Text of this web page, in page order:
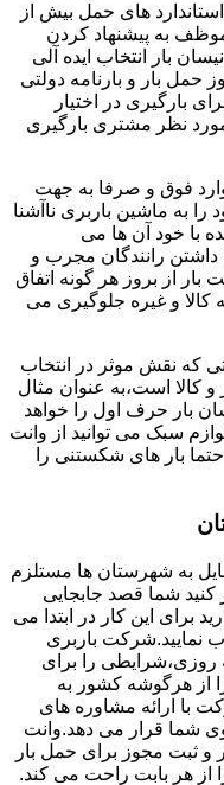
های حمل بیش از
به پیشنهاد کردن
بار انتخاب ایده آلی
بار و بارنامه دولتی
بارگیری در اختیار
نظر مشتری بارگیری
فوق و صرفا به جهت
به ماشین باربری ناآشنا
با خود آن ها می
رانندگان مجرب و
بار از بروز هر گونه اتفاق
و غیره جلوگیری می
که نقش موثر در انتخاب
و کالا است،به عنوان مثال
بار حرف اول را خواهد
سبک می توانید از وانت
حتما بار های شکستنی را
به شهرستان ها مستلزم
شما قصد جابجایی
برای این کار در ابتدا می
نمایید.شرکت باربری
روزی،شرایطی را برای
از هرگوشه کشور به
با ارائه مشاوره های
شما قرار می دهد.وانت
و ثبت مجوز برای حمل بار
از هر بابت راحت می کند.